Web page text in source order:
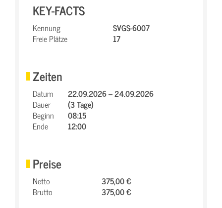
KEY-FACTS
Kennung
SVGS-6007
Freie Plätze
17
Zeiten
Datum
22.09.2026 – 24.09.2026
Dauer
(3 Tage)
Beginn
08:15
Ende
12:00
Preise
Netto
375,00 €
Brutto
375,00 €